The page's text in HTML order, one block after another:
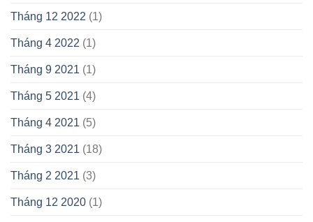
Tháng 12 2022 (1)
Tháng 4 2022 (1)
Tháng 9 2021 (1)
Tháng 5 2021 (4)
Tháng 4 2021 (5)
Tháng 3 2021 (18)
Tháng 2 2021 (3)
Tháng 12 2020 (1)